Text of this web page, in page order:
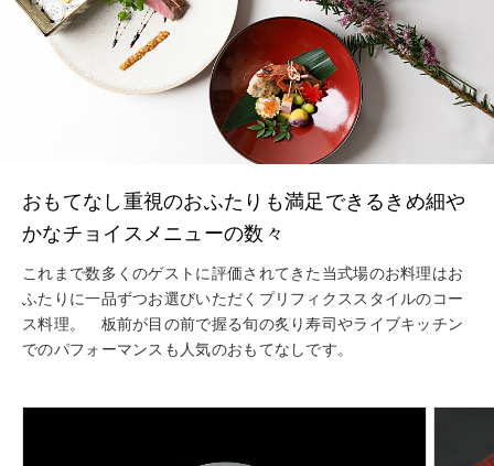
おもてなし重視のおふたりも満足できるきめ細や
かなチョイスメニューの数々
これまで数多くのゲストに評価されてきた当式場のお料理はお
ふたりに一品ずつお選びいただくプリフィクススタイルのコー
ス料理。 板前が目の前で握る旬の炙り寿司やライブキッチン
でのパフォーマンスも人気のおもてなしです。